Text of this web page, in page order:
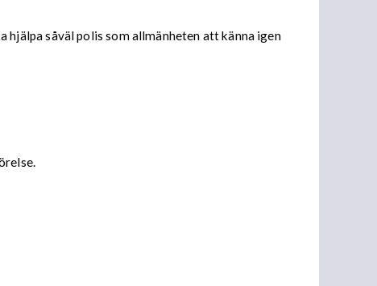
hjälpa såväl polis som allmänheten att känna igen